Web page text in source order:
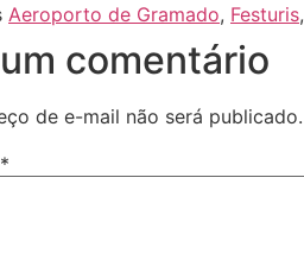
Aeroporto de Gramado, Festuris,
comentário
de e-mail não será publicado.
*